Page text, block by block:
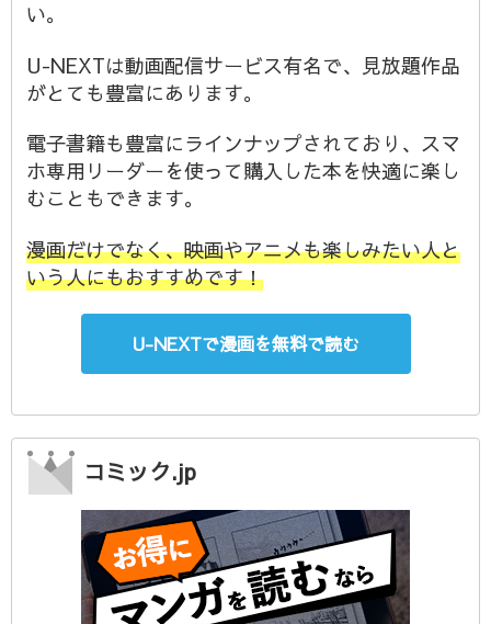
い。
U-NEXTは動画配信サービス有名で、見放題作品
がとても豊富にあります。
電子書籍も豊富にラインナップされており、スマ
ホ専用リーダーを使って購入した本を快適に楽し
むこともできます。
漫画だけでなく、映画やアニメも楽しみたい人と
いう人にもおすすめです！
U-NEXTで漫画を無料で読む
コミック.jp